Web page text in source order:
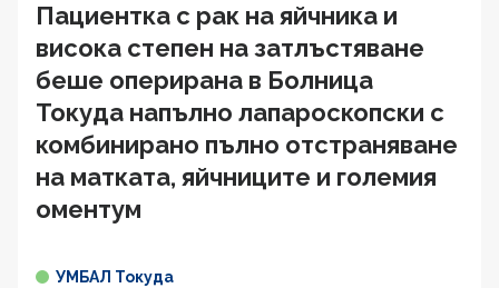
Пациентка с рак на яйчника и
висока степен на затлъстяване
беше оперирана в Болница
Токуда напълно лапароскопски с
комбинирано пълно отстраняване
на матката, яйчниците и големия
оментум
УМБАЛ Токуда